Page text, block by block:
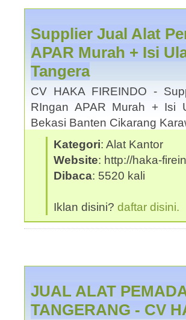
Supplier Jual Alat
APAR Murah + Isi
Tangera
CV HAKA FIREINDO -
RIngan APAR Murah + Isi
Bekasi Banten Cikarang
Kategori: Alat Kantor
Website: http://haka-
Dibaca: 5520 kali
Iklan disini? daftar disini.
JUAL ALAT
TANGERANG - CV